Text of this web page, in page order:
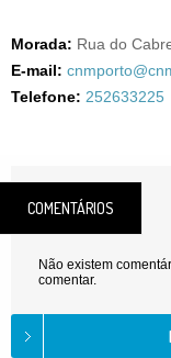
Morada: Rua do
E-mail:
Telefone: 252633225
COMENTÁRIOS
Não existem
comentar.